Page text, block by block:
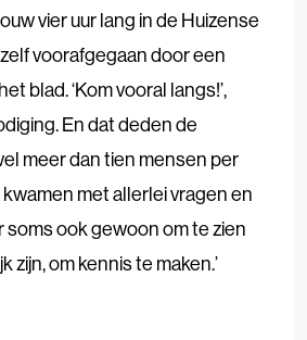
vier uur lang in de Huizense
voorafgegaan door een
blad. ‘Kom vooral langs!’,
En dat deden de
meer dan tien mensen per
met allerlei vragen en
soms ook gewoon om te zien
zijn, om kennis te maken.’